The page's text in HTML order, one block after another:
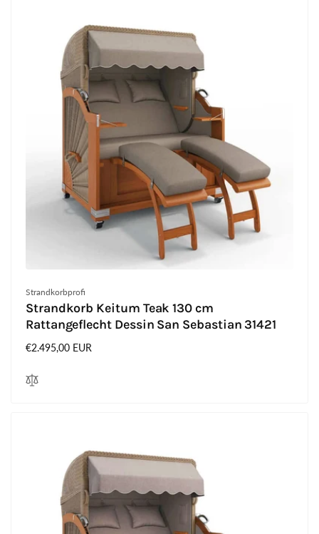
Anbieter:
Strandkorbprofi
Strandkorb Keitum Teak 130 cm
Rattangeflecht Dessin San Sebastian 31421
Normaler
€2.495,00 EUR